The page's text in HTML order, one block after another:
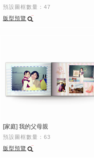
預設圖框數量：47
版型預覽
[家庭] 我的父母親
預設圖框數量：63
版型預覽